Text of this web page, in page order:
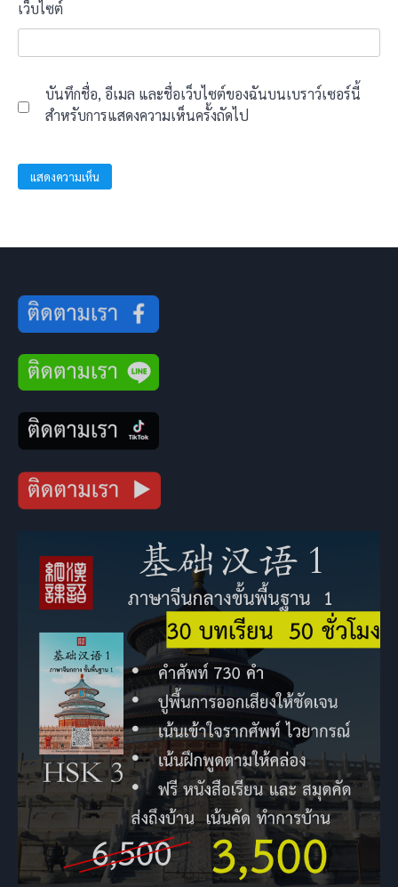
เว็บไซต์
บันทึกชื่อ, อีเมล และชื่อเว็บไซต์ของฉันบนเบราว์เซอร์นี้
สำหรับการแสดงความเห็นครั้งถัดไป